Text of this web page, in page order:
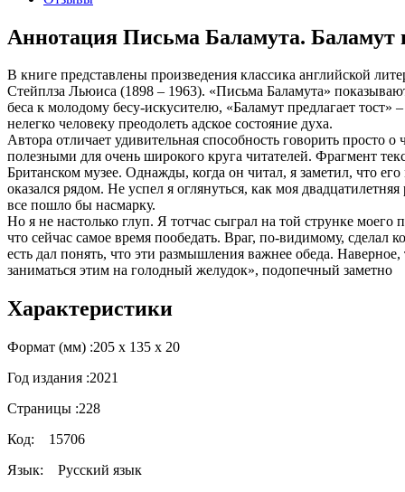
Аннотация Письма Баламута. Баламут
В книге представлены произведения классика английской
Стейплза Льюиса (1898 – 1963). «Письма Баламута»
беса к молодому бесу-искусителю, «Баламут предлагает
нелегко человеку преодолеть адское состояние духа.
Автора отличает удивительная способность говорить
полезными для очень широкого круга читателей. Фрагмент
Британском музее. Однажды, когда он читал, я заметил, что
оказался рядом. Не успел я оглянуться, как моя
все пошло бы насмарку.
Но я не настолько глуп. Я тотчас сыграл на той струнке
что сейчас самое время пообедать. Враг, по-видимому,
есть дал понять, что эти размышления важнее обеда.
заниматься этим на голодный желудок», подопечный заметно
Характеристики
Формат (мм) :205 х 135 х 20
Год издания :2021
Страницы :228
Код: 15706
Язык: Русский язык